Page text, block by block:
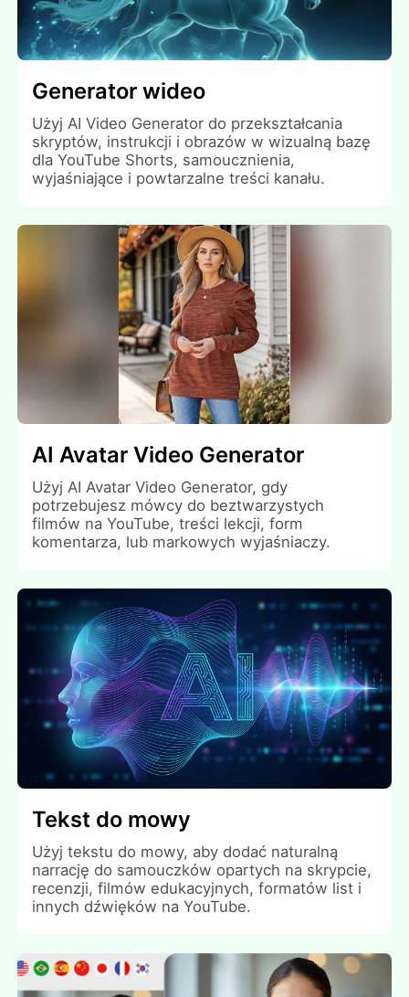
Generator wideo
Użyj AI Video Generator do przekształcania
skryptów, instrukcji i obrazów w wizualną bazę
dla YouTube Shorts, samoucznienia,
wyjaśniające i powtarzalne treści kanału.
AI Avatar Video Generator
Użyj AI Avatar Video Generator, gdy
potrzebujesz mówcy do beztwarzystych
filmów na YouTube, treści lekcji, form
komentarza, lub markowych wyjaśniaczy.
Tekst do mowy
Użyj tekstu do mowy, aby dodać naturalną
narrację do samouczków opartych na skrypcie,
recenzji, filmów edukacyjnych, formatów list i
innych dźwięków na YouTube.